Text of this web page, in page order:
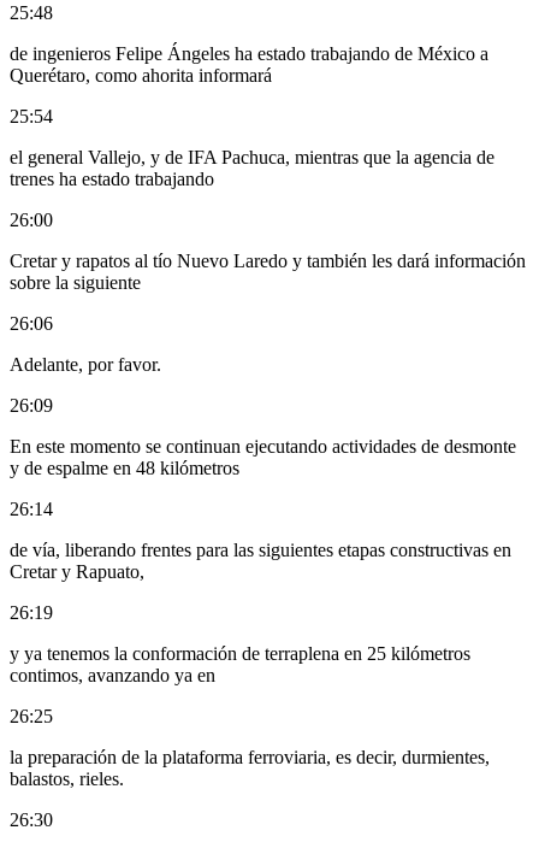
25:48
de ingenieros Felipe Ángeles ha estado trabajando de México a
Querétaro, como ahorita informará
25:54
el general Vallejo, y de IFA Pachuca, mientras que la agencia de
trenes ha estado trabajando
26:00
Cretar y rapatos al tío Nuevo Laredo y también les dará información
sobre la siguiente
26:06
Adelante, por favor.
26:09
En este momento se continuan ejecutando actividades de desmonte
y de espalme en 48 kilómetros
26:14
de vía, liberando frentes para las siguientes etapas constructivas en
Cretar y Rapuato,
26:19
y ya tenemos la conformación de terraplena en 25 kilómetros
contimos, avanzando ya en
26:25
la preparación de la plataforma ferroviaria, es decir, durmientes,
balastos, rieles.
26:30